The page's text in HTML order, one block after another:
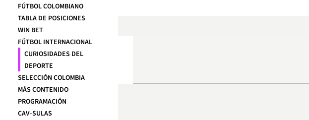
FÚTBOL COLOMBIANO
TABLA DE POSICIONES
WIN BET
FÚTBOL INTERNACIONAL
CURIOSIDADES DEL
DEPORTE
SELECCIÓN COLOMBIA
MÁS CONTENIDO
PROGRAMACIÓN
CAV-SULAS